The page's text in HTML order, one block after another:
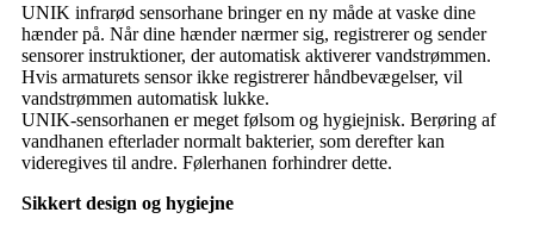
UNIK infrarød sensorhane bringer en ny måde at vaske dine
hænder på. Når dine hænder nærmer sig, registrerer og sender
sensorer instruktioner, der automatisk aktiverer vandstrømmen.
Hvis armaturets sensor ikke registrerer håndbevægelser, vil
vandstrømmen automatisk lukke.
UNIK-sensorhanen er meget følsom og hygiejnisk. Berøring af
vandhanen efterlader normalt bakterier, som derefter kan
videregives til andre. Følerhanen forhindrer dette.
Sikkert design og hygiejne